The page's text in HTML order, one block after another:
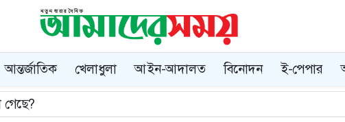
আন্তর্জাতিক খেলাধুলা আইন-আদালত বিনোদন ই-পেপার
গেছে?